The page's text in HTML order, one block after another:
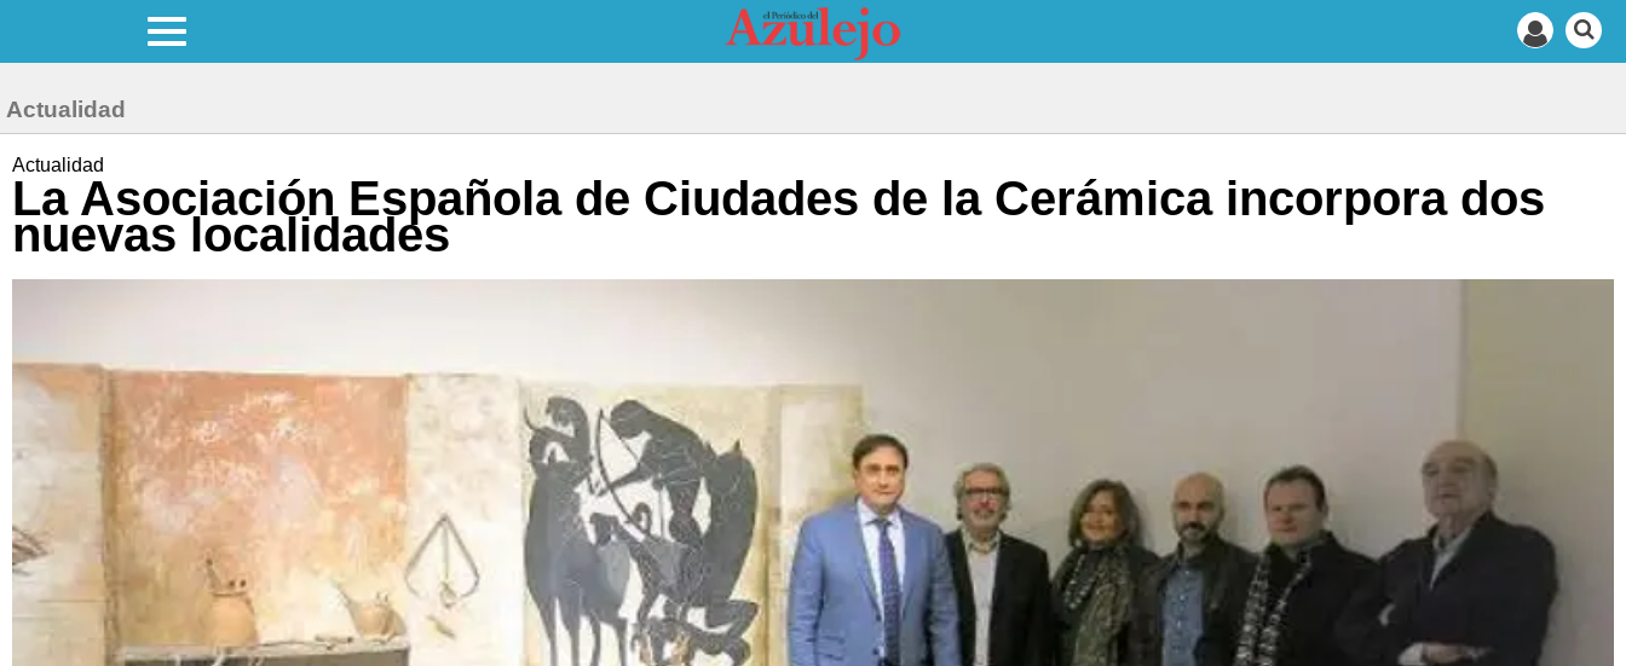
Actualidad
Actualidad
La Asociación Española de Ciudades de la Cerámica incorpora dos
nuevas localidades